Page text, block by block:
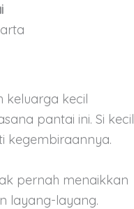
keluarga kecil
pantai ini. Si kecil
kegembiraannya.
pernah menaikkan
layang-layang.